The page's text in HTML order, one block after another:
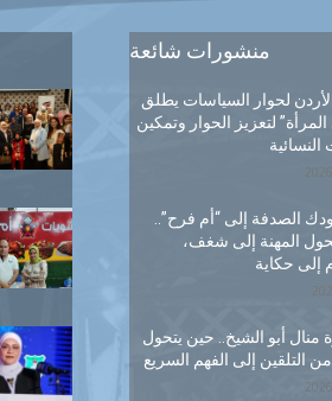
منشورات شائعة
لحوار السياسات يطلق
لتعزيز الحوار وتمكين
النسائية
الصدفة إلى “أم فرح”..
المهنة إلى شغف،
إلى حكاية
منال أبو الشيخ.. حين يتحول
من التلقين إلى الفهم السريع